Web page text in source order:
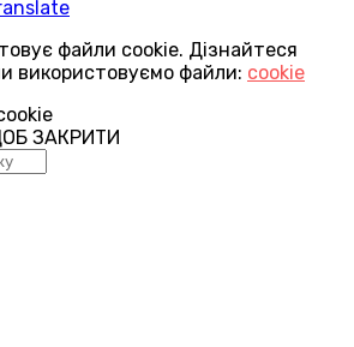
файли cookie. Дізнайтеся
використовуємо файли: cookie
ЗАКРИТИ